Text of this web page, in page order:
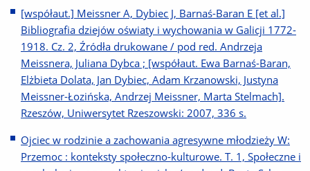
[współaut.] Meissner A, Dybiec J, Barnaś-Baran E [et al.]
Bibliografia dziejów oświaty i wychowania w Galicji 1772-
1918. Cz. 2, Źródła drukowane / pod red. Andrzeja
Meissnera, Juliana Dybca ; [współaut. Ewa Barnaś-Baran,
Elżbieta Dolata, Jan Dybiec, Adam Krzanowski, Justyna
Meissner-Łozińska, Andrzej Meissner, Marta Stelmach].
Rzeszów, Uniwersytet Rzeszowski: 2007, 336 s.
Ojciec w rodzinie a zachowania agresywne młodzieży W:
Przemoc : konteksty społeczno-kulturowe. T. 1, Społeczne i